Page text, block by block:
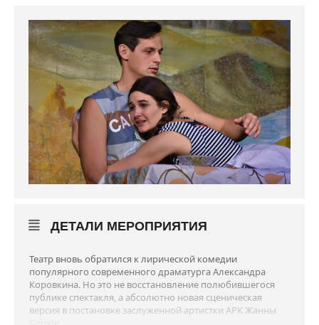
ДЕТАЛИ МЕРОПРИЯТИЯ
Театр вновь обратился к лирической комедии
популярного современного драматурга Александра
Коровкина. Но это не восстановление полюбившегося
публике спектакля, а абсолютно новая сценическая
версия в постановке заслуженной артистки АРК Жанны